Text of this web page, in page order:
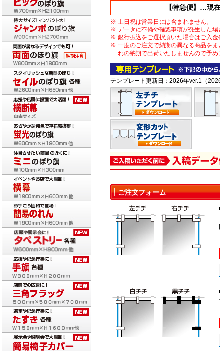
【特急便】…現
土日祝は営業日には含まれません。
データに不備や確認事項が発生した
銀行振込をご選択頂いた場合はご入
一度のご注文で納期の異なる商品を
れの納期で出荷いたしませんので予
テンプレート更新日：2026年ver.1（
ご注文フォーム